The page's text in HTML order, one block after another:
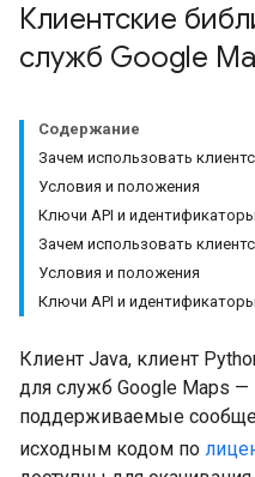
Клиентские
служб Google
Содержание
Зачем использовать
Условия и положения
Ключи API и
Зачем использовать
Условия и положения
Ключи API и
Клиент Java, клиент
для служб Google Maps —
поддерживаемые
исходным кодом по